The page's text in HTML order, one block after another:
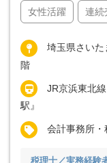
女性活躍 連続
埼玉県さい
階
JR京浜東北
駅』
会計事務所・
税理士／実務経験